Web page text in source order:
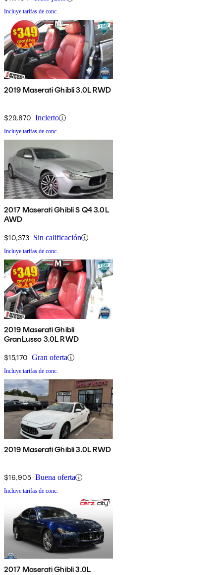
Incluye tarifas de conc.
2019 Maserati Ghibli 3.0L RWD
$29,870 Incierto
Incluye tarifas de conc.
2017 Maserati Ghibli S Q4 3.0L
AWD
$10,373 Sin calificación
Incluye tarifas de conc.
2019 Maserati Ghibli
GranLusso 3.0L RWD
$15,170 Gran oferta
Incluye tarifas de conc.
2019 Maserati Ghibli 3.0L RWD
$16,905 Buena oferta
Incluye tarifas de conc.
2017 Maserati Ghibli 3.0L